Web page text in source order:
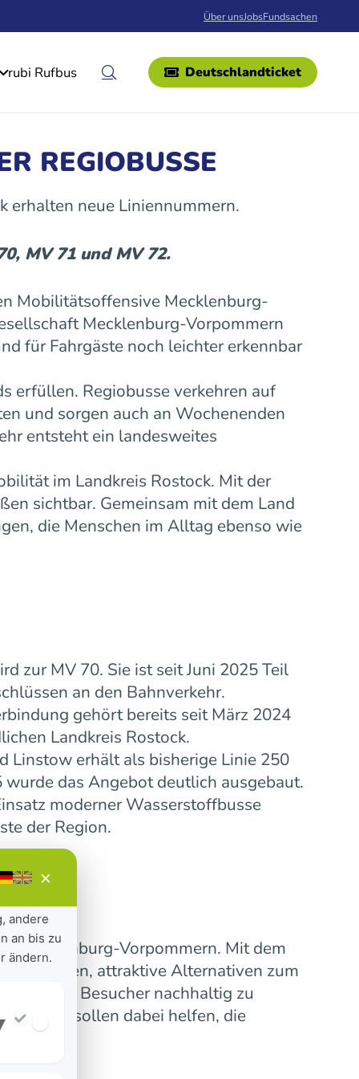
Über unsJobsFundsachen
rubi Rufbus Deutschlandticket
REGIOBUSSE
erhalten neue Liniennummern.
MV 71 und MV 72.
Mobilitätsoffensive Mecklenburg-
Mecklenburg-Vorpommern
für Fahrgäste noch leichter erkennbar
erfüllen. Regiobusse verkehren auf
und sorgen auch an Wochenenden
entsteht ein landesweites
im Landkreis Rostock. Mit der
sichtbar. Gemeinsam mit dem Land
die Menschen im Alltag ebenso wie
zur MV 70. Sie ist seit Juni 2025 Teil
an den Bahnverkehr.
gehört bereits seit März 2024
Landkreis Rostock.
Linstow erhält als bisherige Linie 250
das Angebot deutlich ausgebaut.
moderner Wasserstoffbusse
der Region.
Mecklenburg-Vorpommern. Mit dem
verbinden, attraktive Alternativen zum
und Besucher nachhaltig zu
sollen dabei helfen, die
×
andere
an bis zu
ändern.